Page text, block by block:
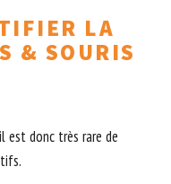
LA
& SOURIS
est donc très rare de